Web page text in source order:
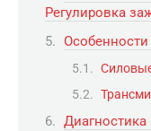
Регулировка